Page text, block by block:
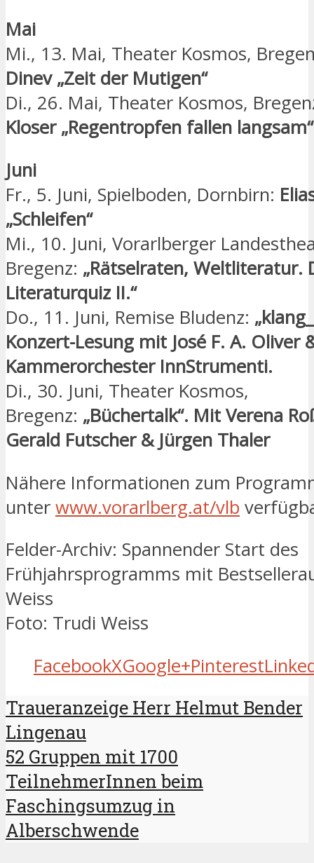
Mai
Mi., 13. Mai, Theater Kosmos,
Dinev „Zeit der Mutigen“
Di., 26. Mai, Theater Kosmos,
Kloser „Regentropfen fallen langsam“
Juni
Fr., 5. Juni, Spielboden, Dornbirn:
„Schleifen“
Mi., 10. Juni, Vorarlberger
Bregenz: „Rätselraten, Weltliteratur.
Literaturquiz II.“
Do., 11. Juni, Remise Bludenz:
Konzert-Lesung mit José F. A. Oliver
Kammerorchester InnStrumenti.
Di., 30. Juni, Theater Kosmos,
Bregenz: „Büchertalk“. Mit Verena
Gerald Futscher & Jürgen Thaler
Nähere Informationen zum
unter www.vorarlberg.at/vlb
Felder-Archiv: Spannender Start des
Frühjahrsprogramms mit
Weiss
Foto: Trudi Weiss
FacebookXGoogle+Pinterest
Traueranzeige Herr Helmut Bender
Lingenau
52 Gruppen mit 1700
TeilnehmerInnen beim
Faschingsumzug in
Alberschwende